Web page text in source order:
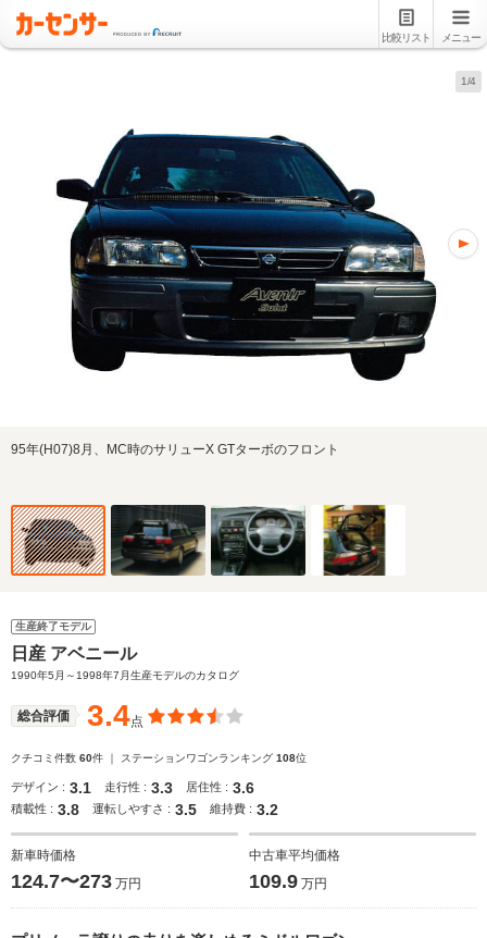
比較リスト メニュー
1/4
95年(H07)8月、MC時のサリューX GTターボのフロント
生産終了モデル
日産 アベニール
1990年5月～1998年7月生産モデルのカタログ
総合評価 3.4点
クチコミ件数 60件 ｜ ステーションワゴンランキング 108位
デザイン : 3.1 走行性 : 3.3 居住性 : 3.6
積載性 : 3.8 運転しやすさ : 3.5 維持費 : 3.2
新車時価格
124.7〜273 万円
中古車平均価格
109.9 万円